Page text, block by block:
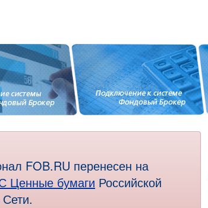
FOB.RU перенесен на
Ценные бумаги Российской